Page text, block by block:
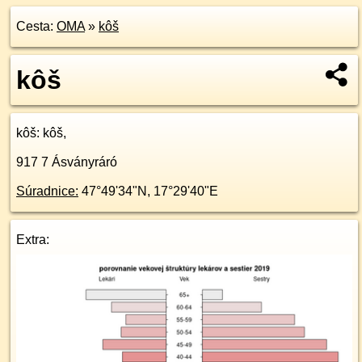
Cesta: OMA» kôš
kôš
kôš: kôš,
917 7 Ásványráró
Súradnice: 47°49'34"N , 17°29'40"E
Extra: